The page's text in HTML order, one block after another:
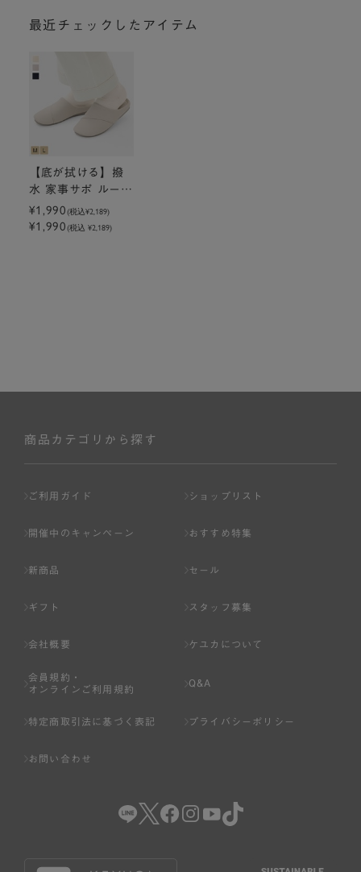
最近チェックしたアイテム
【底が拭ける】撥
水 家事サポ ルーム
シューズ サラ
¥1,990(税込¥2,189)
¥1,990(税込 ¥2,189)
商品カテゴリから探す
ご利用ガイド ショップリスト
開催中のキャンペーン おすすめ特集
新商品 セール
ギフト スタッフ募集
会社概要 ケユカについて
会員規約・
オンラインご利用規約
Q&A
特定商取引法に基づく表記 プライバシーポリシー
お問い合わせ